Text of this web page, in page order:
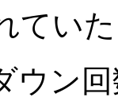
てい
ン